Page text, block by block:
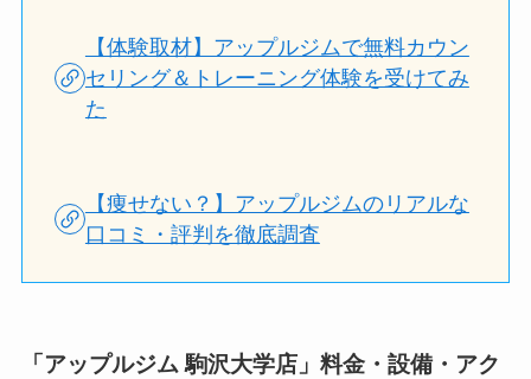
【体験取材】アップルジムで無料カウン
セリング＆トレーニング体験を受けてみ
た
【痩せない？】アップルジムのリアルな
口コミ・評判を徹底調査
「アップルジム 駒沢大学店」料金・設備・アク